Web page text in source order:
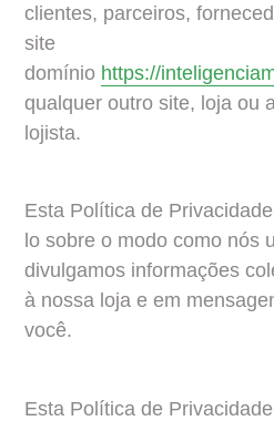
clientes, parceiros,
site
domínio https://
qualquer outro site, loja ou
lojista.
Esta Política de
lo sobre o modo como nós
divulgamos informações
à nossa loja e em
você.
Esta Política de